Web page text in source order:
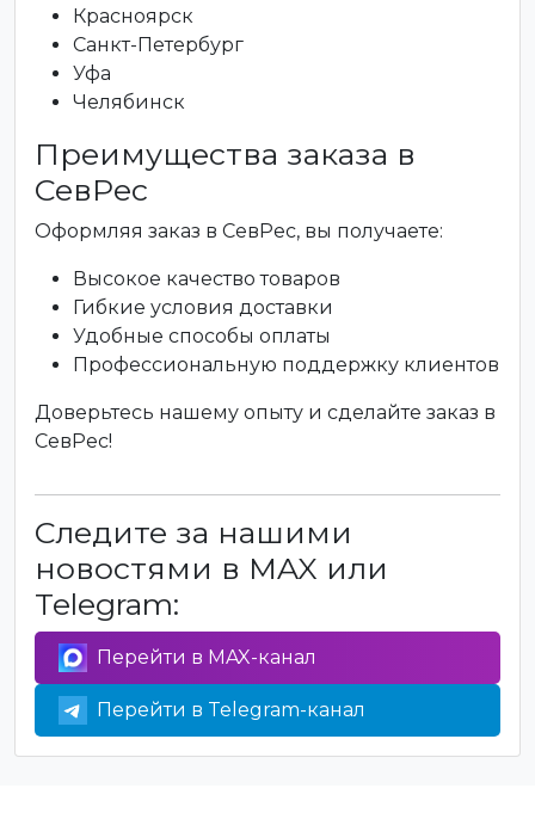
Красноярск
Санкт-Петербург
Уфа
Челябинск
Преимущества заказа в
СевРес
Оформляя заказ в СевРес, вы получаете:
Высокое качество товаров
Гибкие условия доставки
Удобные способы оплаты
Профессиональную поддержку клиентов
Доверьтесь нашему опыту и сделайте заказ в
СевРес!
Следите за нашими
новостями в MAX или
Telegram:
Перейти в MAX-канал
Перейти в Telegram-канал